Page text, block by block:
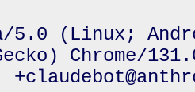
5.0 (Linux;
Chrome/